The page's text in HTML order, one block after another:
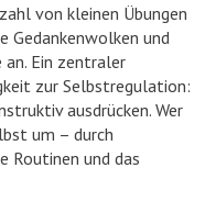
von kleinen Übungen
Gedankenwolken und
an. Ein zentraler
zur Selbstregulation:
ausdrücken. Wer
um – durch
Routinen und das